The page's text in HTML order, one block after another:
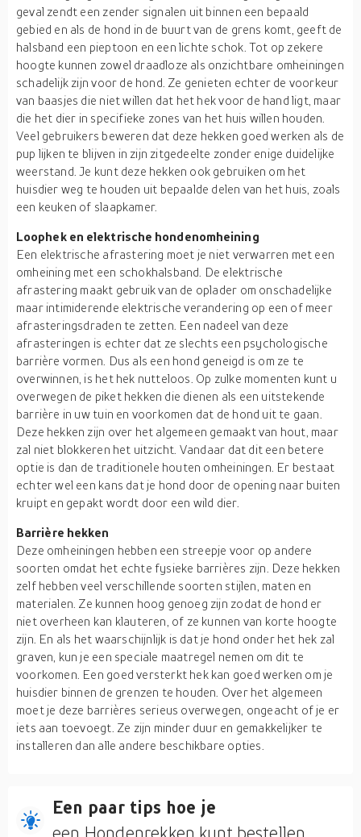
geval zendt een zender signalen uit binnen een bepaald
gebied en als de hond in de buurt van de grens komt, geeft de
halsband een pieptoon en een lichte schok. Tot op zekere
hoogte kunnen zowel draadloze als onzichtbare omheiningen
schadelijk zijn voor de hond. Ze genieten echter de voorkeur
van baasjes die niet willen dat het hek voor de hand ligt, maar
die het dier in specifieke zones van het huis willen houden.
Veel gebruikers beweren dat deze hekken goed werken als de
pup lijken te blijven in zijn zitgedeelte zonder enige duidelijke
weerstand. Je kunt deze hekken ook gebruiken om het
huisdier weg te houden uit bepaalde delen van het huis, zoals
een keuken of slaapkamer.
Loophek en elektrische hondenomheining
Een elektrische afrastering moet je niet verwarren met een
omheining met een schokhalsband. De elektrische
afrastering maakt gebruik van de oplader om onschadelijke
maar intimiderende elektrische verandering op een of meer
afrasteringsdraden te zetten. Een nadeel van deze
afrasteringen is echter dat ze slechts een psychologische
barrière vormen. Dus als een hond geneigd is om ze te
overwinnen, is het hek nutteloos. Op zulke momenten kunt u
overwegen de piket hekken die dienen als een uitstekende
barrière in uw tuin en voorkomen dat de hond uit te gaan.
Deze hekken zijn over het algemeen gemaakt van hout, maar
zal niet blokkeren het uitzicht. Vandaar dat dit een betere
optie is dan de traditionele houten omheiningen. Er bestaat
echter wel een kans dat je hond door de opening naar buiten
kruipt en gepakt wordt door een wild dier.
Barrière hekken
Deze omheiningen hebben een streepje voor op andere
soorten omdat het echte fysieke barrières zijn. Deze hekken
zelf hebben veel verschillende soorten stijlen, maten en
materialen. Ze kunnen hoog genoeg zijn zodat de hond er
niet overheen kan klauteren, of ze kunnen van korte hoogte
zijn. En als het waarschijnlijk is dat je hond onder het hek zal
graven, kun je een speciale maatregel nemen om dit te
voorkomen. Een goed versterkt hek kan goed werken om je
huisdier binnen de grenzen te houden. Over het algemeen
moet je deze barrières serieus overwegen, ongeacht of je er
iets aan toevoegt. Ze zijn minder duur en gemakkelijker te
installeren dan alle andere beschikbare opties.
Een paar tips hoe je